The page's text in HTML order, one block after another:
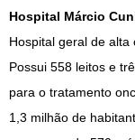
Hospital Márcio
Hospital geral de
Possui 558 leitos e
para o tratamento
1,3 milhão de